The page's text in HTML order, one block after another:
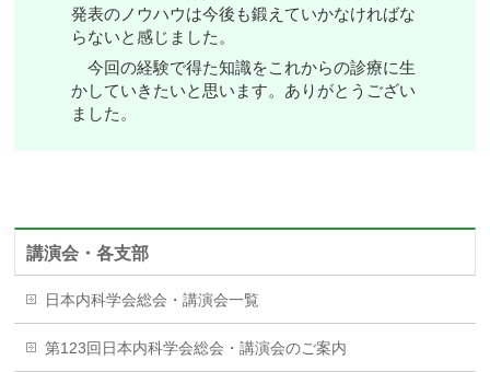
発表のノウハウは今後も鍛えていかなければな
らないと感じました。
今回の経験で得た知識をこれからの診療に生
かしていきたいと思います。ありがとうござい
ました。
講演会・各支部
日本内科学会総会・講演会一覧
第123回日本内科学会総会・講演会のご案内